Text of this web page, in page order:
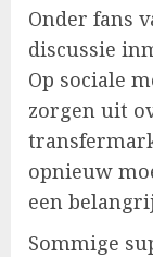
Onder fans
discussie
Op sociale
zorgen uit
opnieuw
een
Sommige